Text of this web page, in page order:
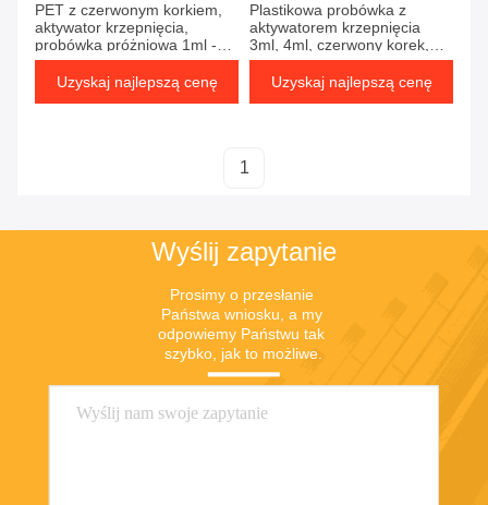
PET z czerwonym korkiem,
aktywator krzepnięcia,
probówka próżniowa 1ml -
10ml, probówka bez
dodatków, aktywator
Uzyskaj najlepszą cenę
Plastikowa probówka z
aktywatorem krzepnięcia
3ml, 4ml, czerwony korek,
Vacutainer, 1ml - 10ml
Uzyskaj najlepszą cenę
1
Wyślij zapytanie
Prosimy o przesłanie
Państwa wniosku, a my
odpowiemy Państwu tak
szybko, jak to możliwe.